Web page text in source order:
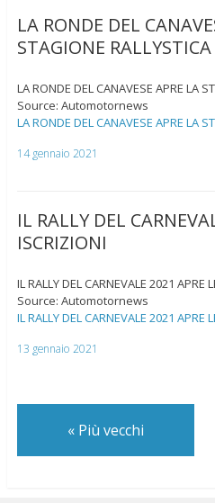
LA RONDE DEL
STAGIONE
LA RONDE DEL CANAVESE APRE LA
Source: Automotornews
LA RONDE DEL CANAVESE APRE LA
14 gennaio 2021
IL RALLY DEL
ISCRIZIONI
IL RALLY DEL CARNEVALE 2021 APRE
Source: Automotornews
IL RALLY DEL CARNEVALE 2021 APRE
13 gennaio 2021
«Più vecchi